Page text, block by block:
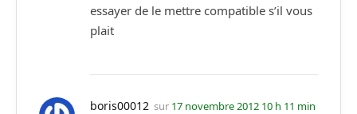
essayer de le mettre compatible s’il vous
plait
boris00012 sur 17 novembre 2012 10 h 11 min